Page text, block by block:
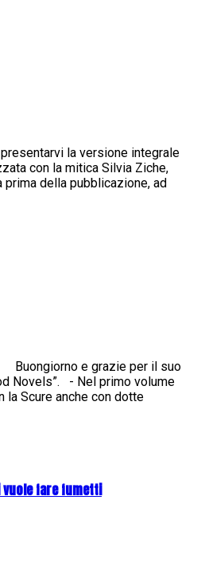
la versione integrale
con la mitica Silvia Ziche,
della pubblicazione, ad
Buongiorno e grazie per il suo
Novels”. - Nel primo volume
la Scure anche con dotte
fare fumetti